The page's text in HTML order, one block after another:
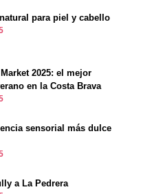
para piel y cabello
2025: el mejor
en la Costa Brava
sensorial más dulce
a La Pedrera